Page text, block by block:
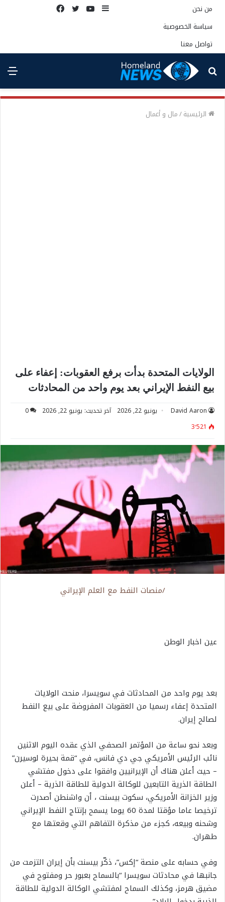
من نحن
سياسة الخصوصية
تواصل معنا
إضافة يوتيوبتويتر
بحث
عن
الرئيسية/مال و أعمال
الولايات المتحدة بدأت برفع العقوبات: إعفاء على
بيع النفط الإيراني بعد يوم واحد من المحادثات
David Aaron يونيو 22, 2026 آخر تحديث: يونيو 22, 2026
0
3٬521
/منصات النفط مع العلم الإيراني
عين اخبار الوطن
بعد يوم واحد من المحادثات في سويسرا، منحت الولايات
المتحدة إعفاء رسميا من العقوبات المفروضة على بيع النفط
لصالح إيران.
وبعد نحو ساعة من المؤتمر الصحفي الذي عقده اليوم الاثنين
نائب الرئيس الأمريكي جي دي فانس، في “قمة بحيرة لوسيرن”
– حيث أعلن هناك أن الإيرانيين وافقوا على دخول مفتشي
الطاقة الذرية التابعين للوكالة الدولية للطاقة الذرية – أعلن
وزير الخزانة الأمريكي، سكوت بيسنت ، أن واشنطن أصدرت
ترخيصا عاما مؤقتا لمدة 60 يوما يسمح بإنتاج النفط الإيراني
وشحنه وبيعه، كجزء من مذكرة التفاهم التي وقعتها مع
طهران.
وفي حسابه على منصة “إكس”، ذكّر بيسنت بأن إيران التزمت من
جانبها في محادثات سويسرا “بالسماح بعبور حر ومفتوح في
مضيق هرمز، وكذلك السماح لمفتشي الوكالة الدولية للطاقة